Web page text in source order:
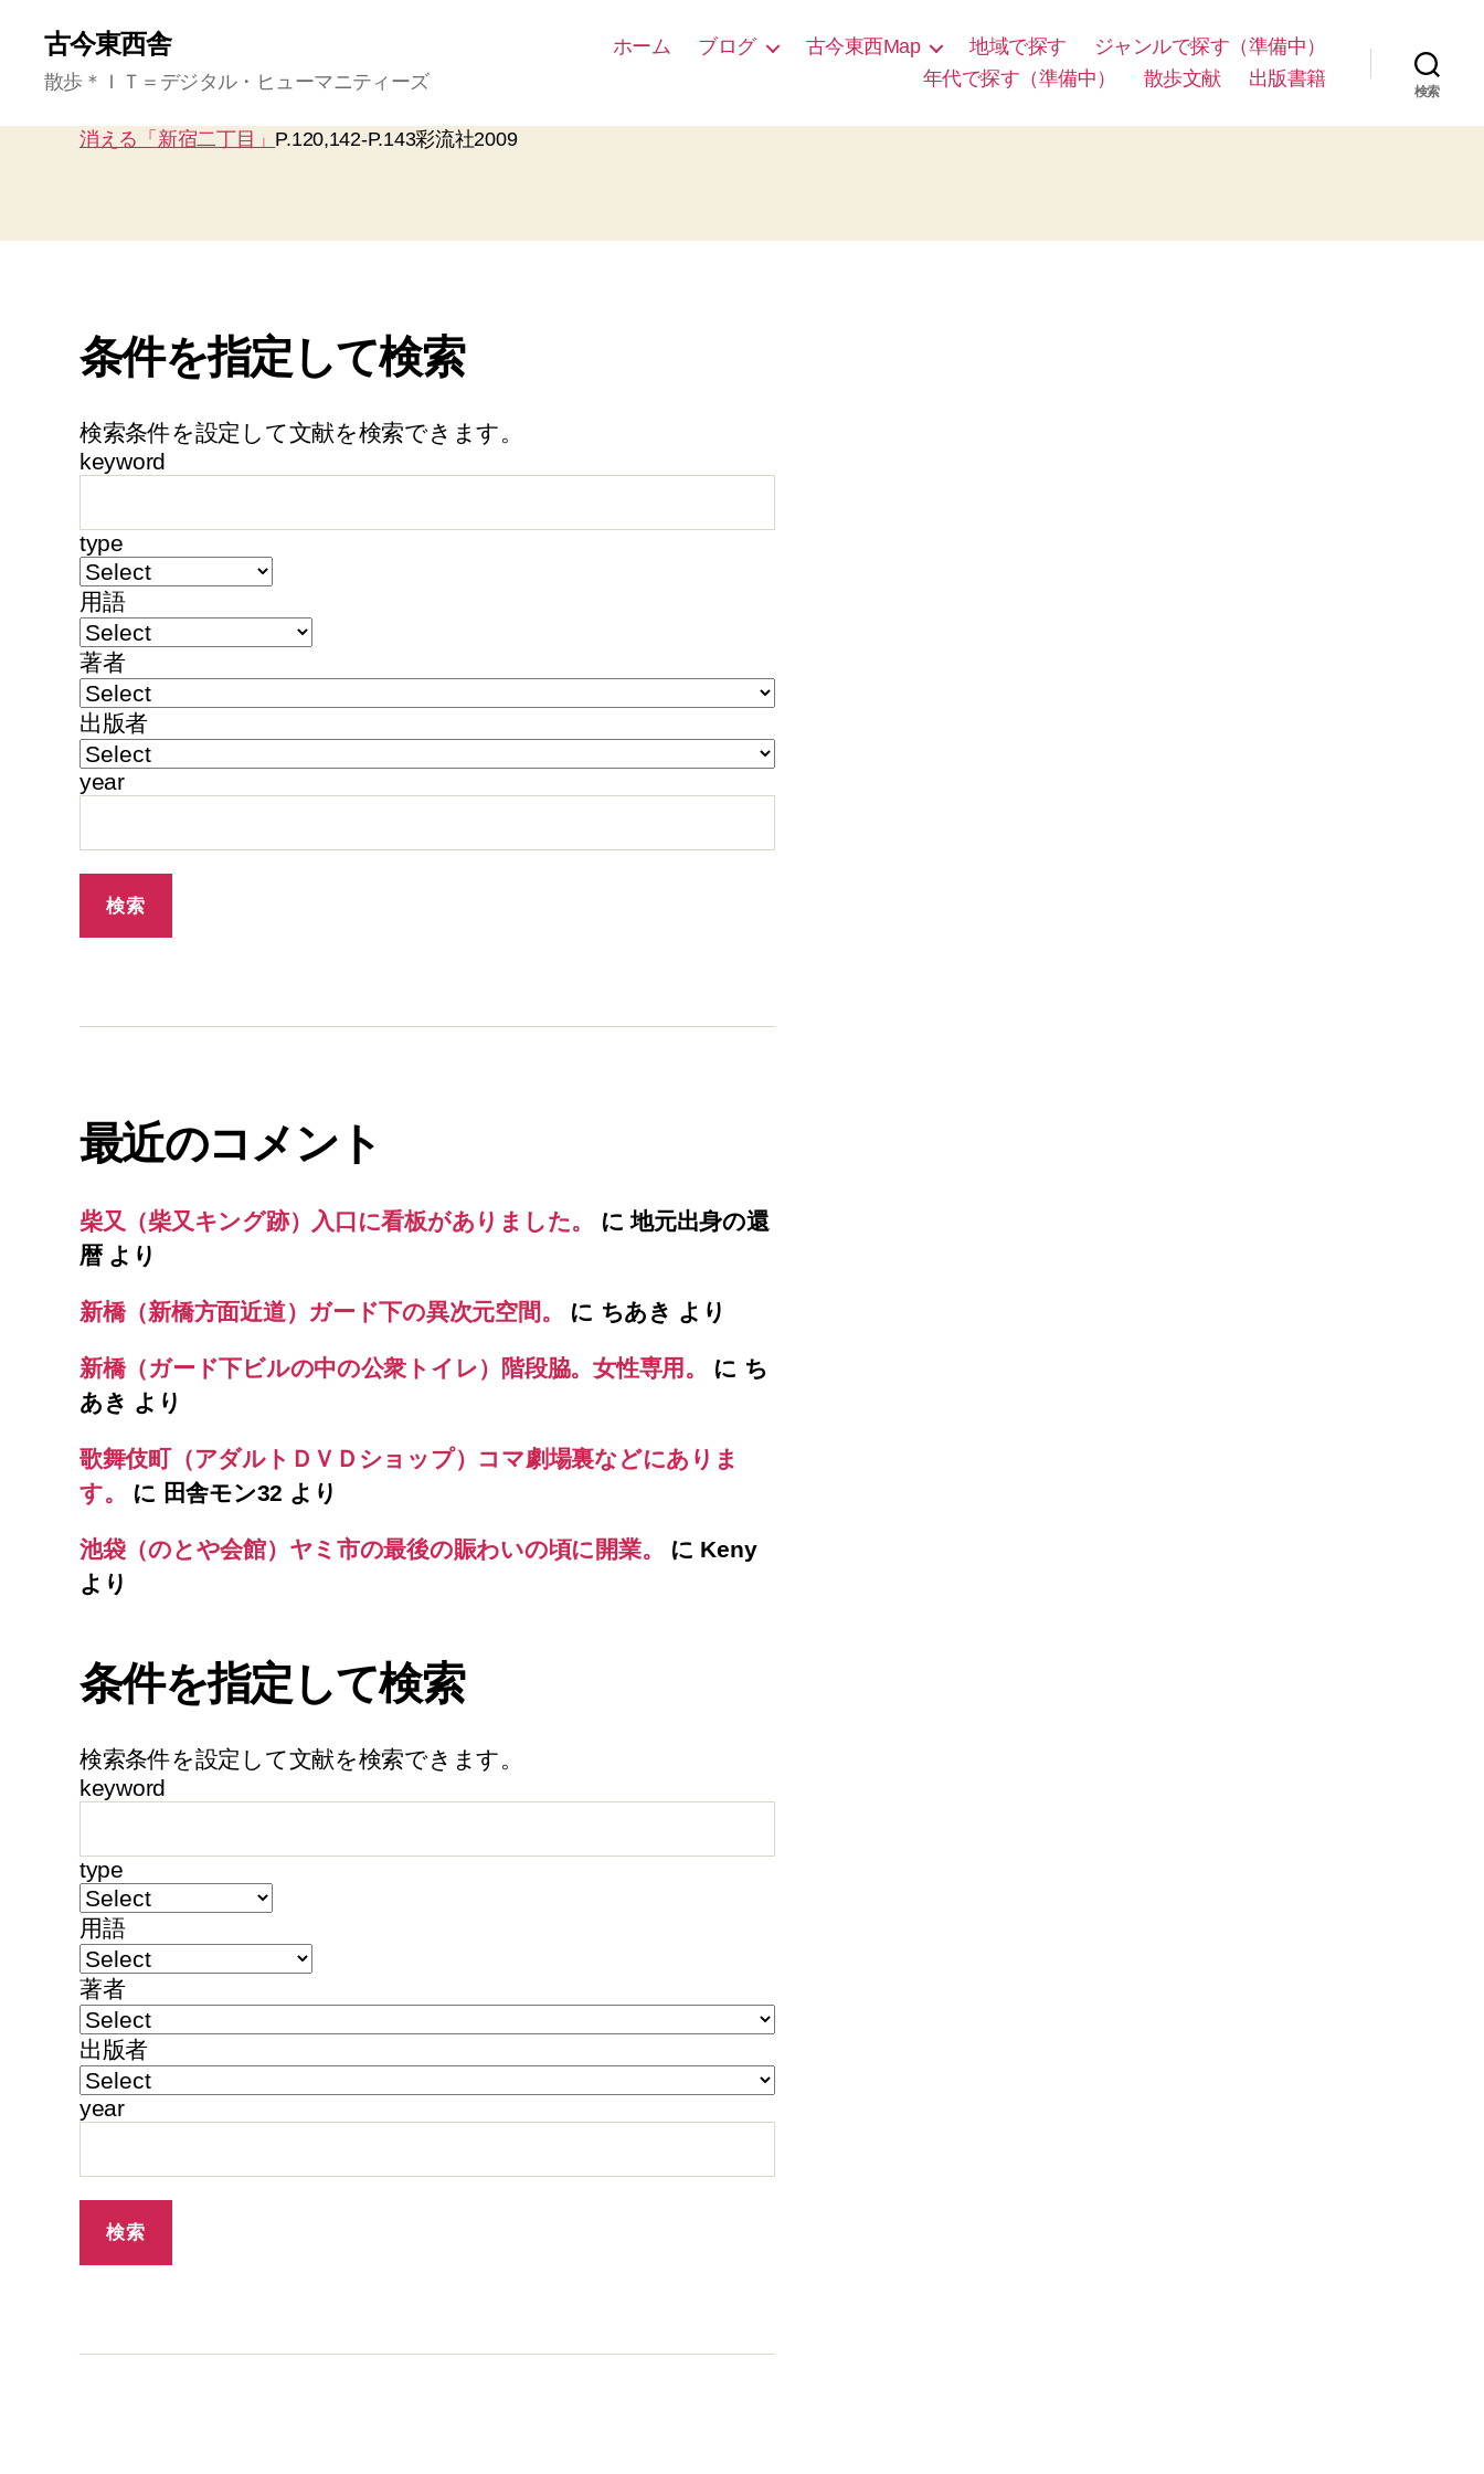
古今東西舎
散歩＊ＩＴ＝デジタル・ヒューマニティーズ
ホーム ブログ 古今東西Map 地域で探す
ジャンルで探す（準備中）
年代で探す（準備中）
散歩文献 出版書籍
検索
消える「新宿二丁目」 P.120,142-P.143彩流社2009
条件を指定して検索
検索条件を設定して文献を検索できます。
keyword
type
用語
著者
出版者
year
最近のコメント
柴又（柴又キング跡）入口に看板がありました。 に地元出身の還
暦より
新橋（新橋方面近道）ガード下の異次元空間。 に ちあき より
新橋（ガード下ビルの中の公衆トイレ）階段脇。女性専用。 に ち
あき より
歌舞伎町（アダルトＤＶＤショップ）コマ劇場裏などにありま
す。
に 田舎モン32 より
池袋（のとや会館）ヤミ市の最後の賑わいの頃に開業。 に Keny
より
条件を指定して検索
検索条件を設定して文献を検索できます。
keyword
type
用語
著者
出版者
year